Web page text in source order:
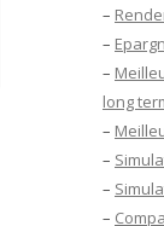
–
–
–
long
–
–
–
–